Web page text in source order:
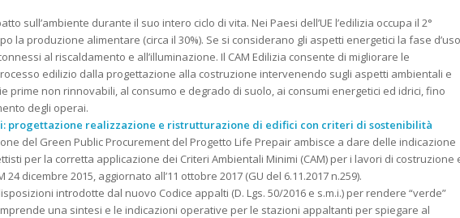
sull’ambiente durante il suo intero ciclo di vita. Nei Paesi dell’UE l’edilizia occupa il 2°
la produzione alimentare (circa il 30%). Se si considerano gli aspetti energetici la fase d’uso
al riscaldamento e all’illuminazione. Il CAM Edilizia consente di migliorare le
edilizio dalla progettazione alla costruzione intervenendo sugli aspetti ambientali e
prime non rinnovabili, al consumo e degrado di suolo, ai consumi energetici ed idrici, fino
degli operai.
progettazione realizzazione e ristrutturazione di edifici con criteri di sostenibilità
del Green Public Procurement del Progetto Life Prepair ambisce a dare delle indicazione
per la corretta applicazione dei Criteri Ambientali Minimi (CAM) per i lavori di costruzione
dicembre 2015, aggiornato all’11 ottobre 2017 (GU del 6.11.2017 n.259).
introdotte dal nuovo Codice appalti (D. Lgs. 50/2016 e s.m.i.) per rendere “verde”
una sintesi e le indicazioni operative per le stazioni appaltanti per spiegare al